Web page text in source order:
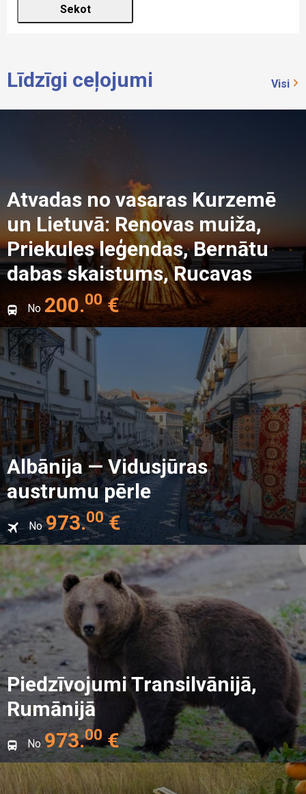
Līdzīgi ceļojumi Visi
Atvadas no vasaras Kurzemē
un Lietuvā: Renovas muiža,
Priekules leģendas, Bernātu
dabas skaistums, Rucavas
kultūra un Liepājas jūras
saulrieti
No 200.00€
Albānija — Vidusjūras
austrumu pērle
No 973.00€
Piedzīvojumi Transilvānijā,
Rumānijā
No 973.00€